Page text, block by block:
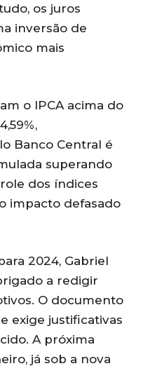
os juros
inversão de
mais
o IPCA acima do
Banco Central é
superando
dos índices
impacto defasado
2024, Gabriel
a redigir
O documento
exige justificativas
A próxima
já sob a nova